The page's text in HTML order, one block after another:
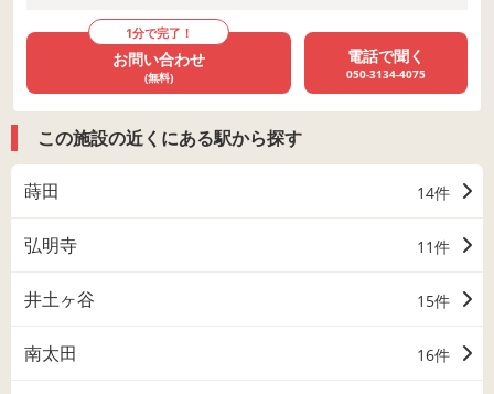
1分で完了！
お問い合わせ
(無料)
電話で聞く
050-3134-4075
この施設の近くにある駅から探す
蒔田 14件
弘明寺 11件
井土ヶ谷 15件
南太田 16件